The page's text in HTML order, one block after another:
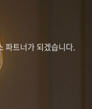
파트너가 되겠습니다.